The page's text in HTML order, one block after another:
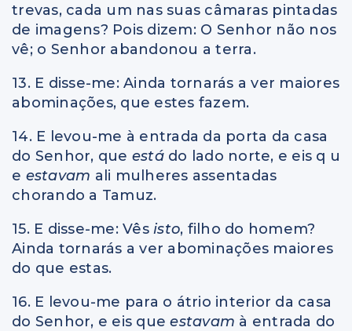
trevas, cada um nas suas câmaras pintadas
de imagens? Pois dizem: O Senhor não nos
vê; o Senhor abandonou a terra.
13. E disse-me: Ainda tornarás a ver maiores
abominações, que estes fazem.
14. E levou-me à entrada da porta da casa
do Senhor, que está do lado norte, e eis q u
e estavam ali mulheres assentadas
chorando a Tamuz.
15. E disse-me: Vês isto, filho do homem?
Ainda tornarás a ver abominações maiores
do que estas.
16. E levou-me para o átrio interior da casa
do Senhor, e eis queestavam à entrada do